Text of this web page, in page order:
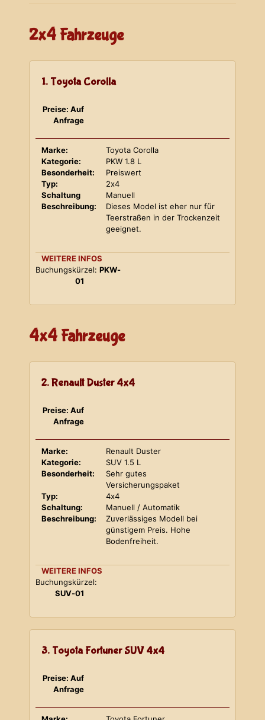
2x4 Fahrzeuge
1. Toyota Corolla
Preise: Auf
Anfrage
Marke:
Toyota Corolla
Kategorie:
PKW 1.8 L
Besonderheit:
Preiswert
Typ:
2x4
Schaltung
Manuell
Beschreibung:
Dieses Model ist eher nur für
Teerstraßen in der Trockenzeit
geeignet.
WEITERE INFOS
Buchungskürzel: PKW-
01
4x4 Fahrzeuge
2. Renault Duster 4x4
Preise: Auf
Anfrage
Marke:
Renault Duster
Kategorie:
SUV 1.5 L
Besonderheit:
Sehr gutes
Versicherungspaket
Typ:
4x4
Schaltung:
Manuell / Automatik
Beschreibung:
Zuverlässiges Modell bei
günstigem Preis. Hohe
Bodenfreiheit.
WEITERE INFOS
Buchungskürzel:
SUV-01
3. Toyota Fortuner SUV 4x4
Preise: Auf
Anfrage